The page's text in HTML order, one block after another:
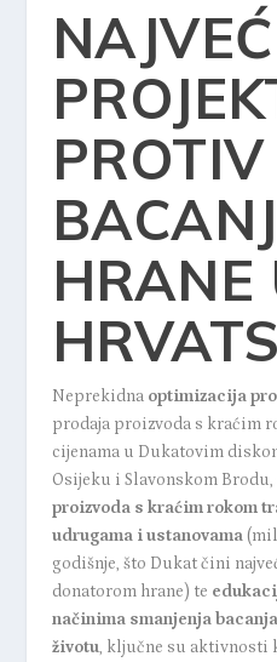
PROTIV
HRANE
Neprekidna optimizacija
prodaja proizvoda s kraćim
cijenama u Dukatovim
Osijeku i Slavonskom Brodu,
proizvoda s kraćim rokom
udrugama i ustanovama
godišnje, što Dukat čini
donatorom hrane) te
načinima smanjenja
životu, ključne su aktivnosti